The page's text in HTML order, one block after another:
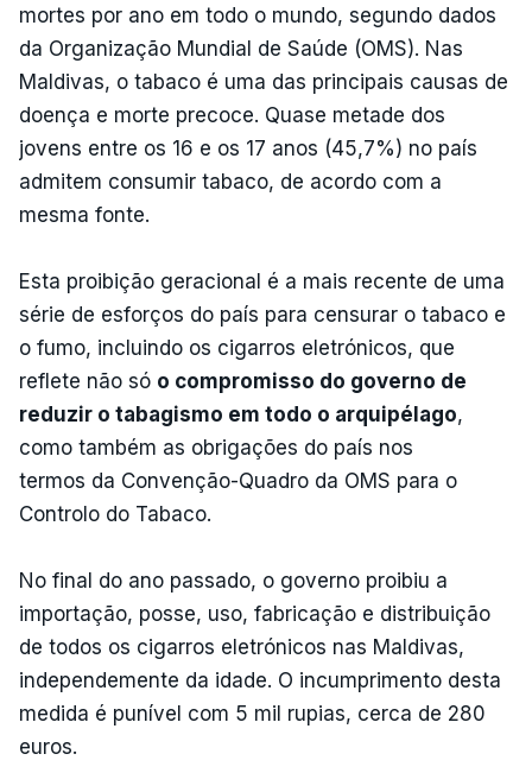
mortes por ano em todo o mundo, segundo dados
da Organização Mundial de Saúde (OMS). Nas
Maldivas, o tabaco é uma das principais causas de
doença e morte precoce. Quase metade dos
jovens entre os 16 e os 17 anos (45,7%) no país
admitem consumir tabaco, de acordo com a
mesma fonte.
Esta proibição geracional é a mais recente de uma
série de esforços do país para censurar o tabaco e
o fumo, incluindo os cigarros eletrónicos, que
reflete não só o compromisso do governo de
reduzir o tabagismo em todo o arquipélago,
como também as obrigações do país nos
termos da Convenção-Quadro da OMS para o
Controlo do Tabaco.
No final do ano passado, o governo proibiu a
importação, posse, uso, fabricação e distribuição
de todos os cigarros eletrónicos nas Maldivas,
independemente da idade. O incumprimento desta
medida é punível com 5 mil rupias, cerca de 280
euros.